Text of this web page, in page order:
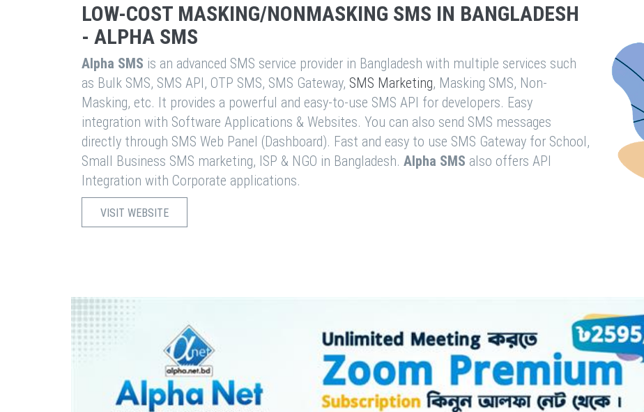
LOW-COST MASKING/NONMASKING SMS IN BANGLADESH
- ALPHA SMS
Alpha SMS is an advanced SMS service provider in Bangladesh with multiple services such
as Bulk SMS, SMS API, OTP SMS, SMS Gateway, SMS Marketing, Masking SMS, Non-
Masking, etc. It provides a powerful and easy-to-use SMS API for developers. Easy
integration with Software Applications & Websites. You can also send SMS messages
directly through SMS Web Panel (Dashboard). Fast and easy to use SMS Gateway for School,
Small Business SMS marketing, ISP & NGO in Bangladesh. Alpha SMS also offers API
Integration with Corporate applications.
VISIT WEBSITE